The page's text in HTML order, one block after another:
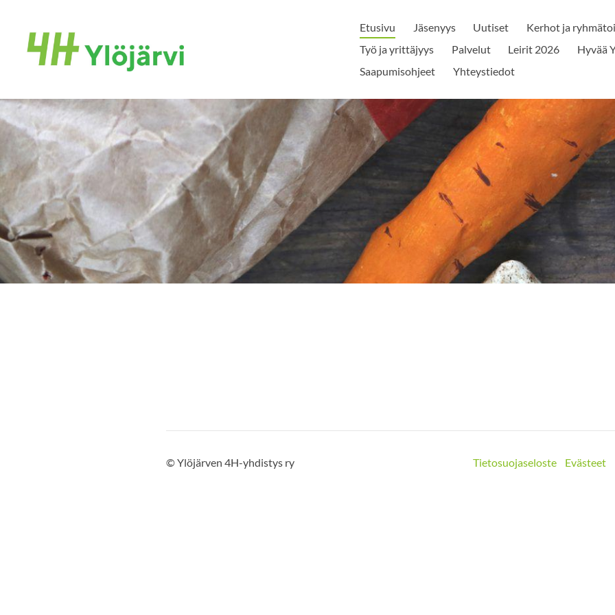
sivun
sisältöön
Ylöjärven 4H yhdistys ry
Etusivu Jäsenyys Uutiset Kerhot ja
Työ ja yrittäjyys
Palvelut Leirit 2026 Hyvää
Saapumisohjeet
Yhteystiedot
©Ylöjärven 4H-yhdistys ry Tietosuojaseloste
Evästeet